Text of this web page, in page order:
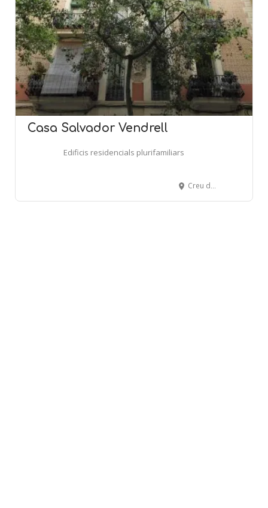
Casa Salvador Vendrell
Edificis residencials plurifamiliars
Creu dels Molers, 35 - BARCELONA